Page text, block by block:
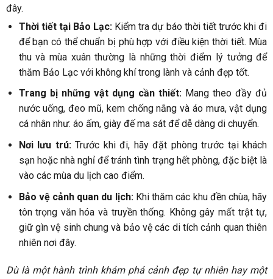
đây.
Thời tiết tại Bảo Lạc: Kiểm tra dự báo thời tiết trước khi đi
để bạn có thể chuẩn bị phù hợp với điều kiện thời tiết. Mùa
thu và mùa xuân thường là những thời điểm lý tưởng để
thăm Bảo Lạc với không khí trong lành và cảnh đẹp tốt.
Trang bị những vật dụng cần thiết:Mang theo đầy đủ
nước uống, đeo mũ, kem chống nắng và áo mưa, vật dụng
cá nhân như: áo ấm, giày đế ma sát để dễ dàng di chuyển.
Nơi lưu trú:Trước khi đi, hãy đặt phòng trước tại khách
sạn hoặc nhà nghỉ để tránh tình trạng hết phòng, đặc biệt là
vào các mùa du lịch cao điểm.
Bảo vệ cảnh quan du lịch: Khi thăm các khu đền chùa, hãy
tôn trọng văn hóa và truyền thống. Không gây mất trật tự,
giữ gìn vệ sinh chung và bảo vệ các di tích cảnh quan thiên
nhiên nơi đây.
Dù là một hành trình khám phá cảnh đẹp tự nhiên hay một